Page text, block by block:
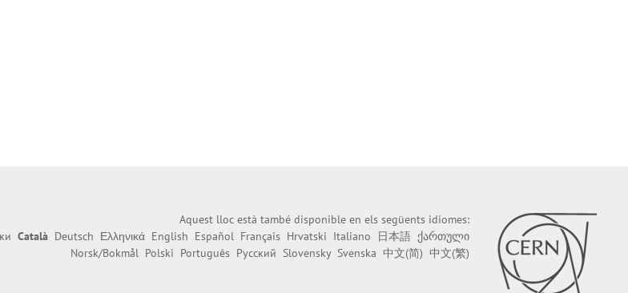
Aquest lloc està també disponible en els següents idiomes:
Català Deutsch Ελληνικά English Español Français Hrvatski Italiano 日本語 ქართული
Norsk/Bokmål Polski Português Русский Slovensky Svenska 中文(简) 中文(繁)